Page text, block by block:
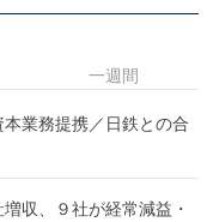
業務提携／日鉄との合
収、９社が経常減益・
一週間